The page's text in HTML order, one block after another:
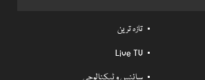
تازہ ترین
Live TV